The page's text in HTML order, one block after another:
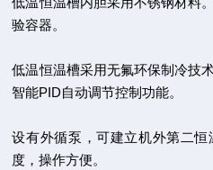
验容器。
低温恒温槽采用无氟环保制冷技
智能PID自动调节控制功能。
设有外循泵，可建立机外第二
度，操作方便。